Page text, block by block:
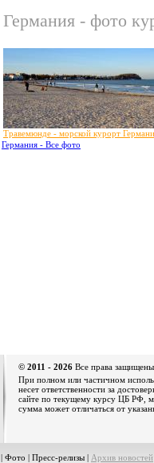
Германия - фото
Травемюнде - морской курорт
Германия - Все фото
© 2011 - 2026 Все права
При полном или частичном
несет ответственности за
сайте по текущему курсу ЦБ РФ,
сумма может отличаться от
| Фото | Пресс-релизы | Архив новостей